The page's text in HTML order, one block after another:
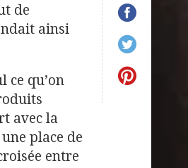
de
ainsi
ce qu’on
avec la
place de
entre